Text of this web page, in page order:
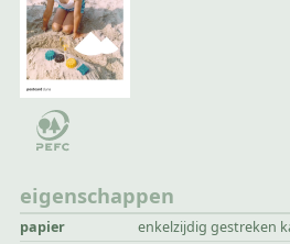
eigenschappen
papier
enkelzijdig gestreken